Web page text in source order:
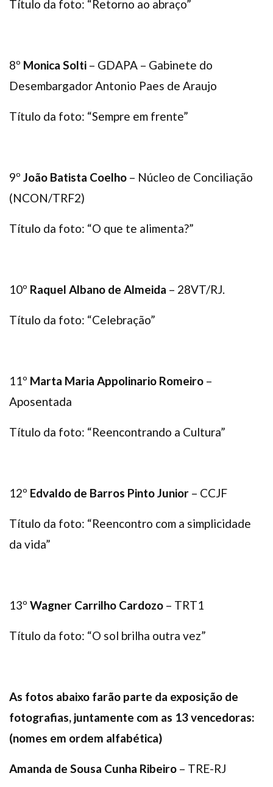
Título da foto: “Retorno ao abraço”
8º Monica Solti – GDAPA – Gabinete do
Desembargador Antonio Paes de Araujo
Título da foto: “Sempre em frente”
9º João Batista Coelho – Núcleo de Conciliação
(NCON/TRF2)
Título da foto: “O que te alimenta?”
10º Raquel Albano de Almeida – 28VT/RJ.
Título da foto: “Celebração”
11º Marta Maria Appolinario Romeiro –
Aposentada
Título da foto: “Reencontrando a Cultura”
12º Edvaldo de Barros Pinto Junior – CCJF
Título da foto: “Reencontro com a simplicidade
da vida”
13º Wagner Carrilho Cardozo – TRT1
Título da foto: “O sol brilha outra vez”
As fotos abaixo farão parte da exposição de
fotografias, juntamente com as 13 vencedoras:
(nomes em ordem alfabética)
Amanda de Sousa Cunha Ribeiro – TRE-RJ